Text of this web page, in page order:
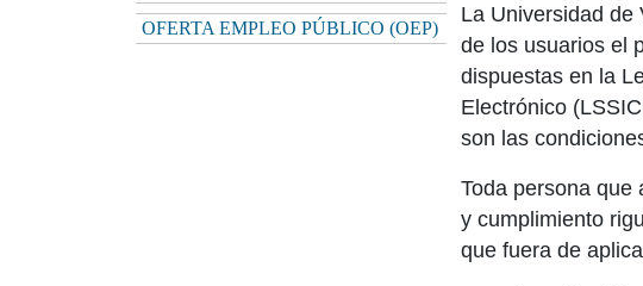
OFERTA EMPLEO PÚBLICO (OEP)
La Universidad de
de los usuarios el
dispuestas en la
Electrónico
son las
Toda persona que
y cumplimiento
que fuera de